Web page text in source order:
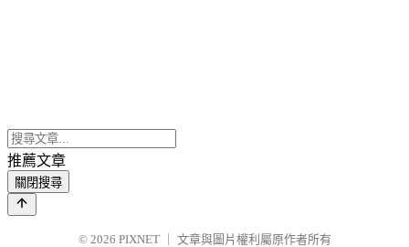
推薦文章
關閉搜尋
© 2026 PIXNET
文章與圖片權利屬原作者所有